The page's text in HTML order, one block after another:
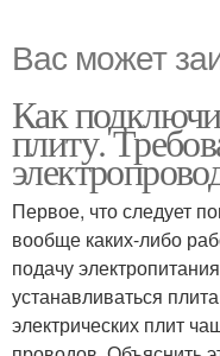
Вас может
Как
плиту.
Первое, что следует
вообще каких-либо
подачу
устанавливаться
электрических плит